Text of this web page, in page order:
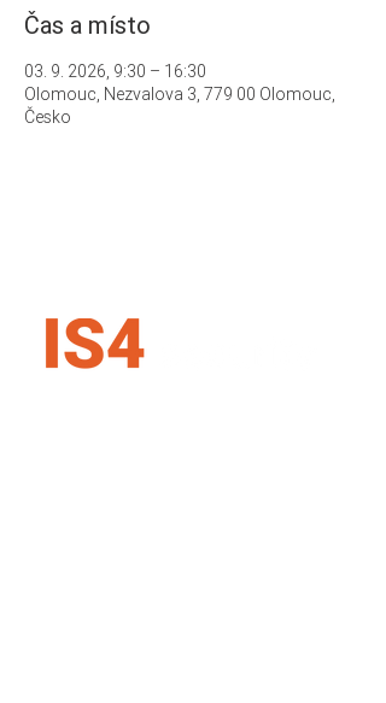
Čas a místo
03. 9. 2026, 9:30 – 16:30
Olomouc, Nezvalova 3, 779 00 Olomouc,
Česko